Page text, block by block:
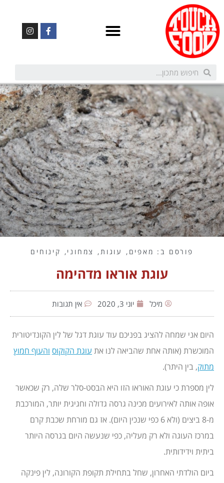
פורסם ב: מאפים , עוגות, צמחוני, קינוחים
עוגת אוראו מדהימה
מיכל יוני 3, 2020 אין תגובות
היום אני שמחה להציג בפניכם עוד עוגת דגל של לין הקונדיטורית
המוכשרת (אותה אחת שהביאה לנו את עוגת הקוקוס והעוף חמוץ
מתוק, בין היתר).
לין מספרת כי עוגת האוראו הזו היא הבסט-סלר שלה, רק שכאשר
אופה אותה לאירועים מכינה גרסה גדולה וחגיגית יותר, המורכבת
מ-8 ביצים (ולא 6 כפי שנכין היום). אז גם מורחת שכבת קרם
במרכז העוגה ולא רק מעליה, כפי שנעשה היום בגרסה היותר
ביתית וידידותית.
ביום הולדתי האחרון, שחל בתחילת תקופת הקורונה, לין פינקה